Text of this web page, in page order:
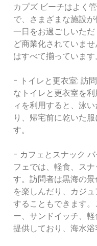
カプズ ビーチはよく
で、さまざまな施設
一日をお過ごしいた
ど商業化されていま
はすべて揃っています。
- トイレと更衣室: 訪
なトイレと更衣室を
ィを利用すると、泳
り、帰宅前に乾いた
す。
- カフェとスナック
フェでは、軽食、ス
す。訪問者は黒海の
を楽しんだり、カジ
することもできます
ー、サンドイッチ、
提供しており、海水浴